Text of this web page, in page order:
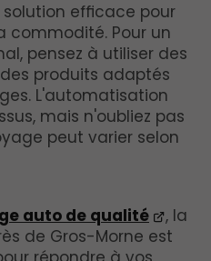
efficace pour
commodité. Pour un
pensez à utiliser des
produits adaptés
L'automatisation
mais n'oubliez pas
peut varier selon
auto de qualité
, la
de Gros-Morne est